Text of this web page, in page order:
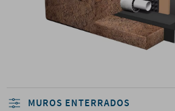
MUROS ENTERRADOS